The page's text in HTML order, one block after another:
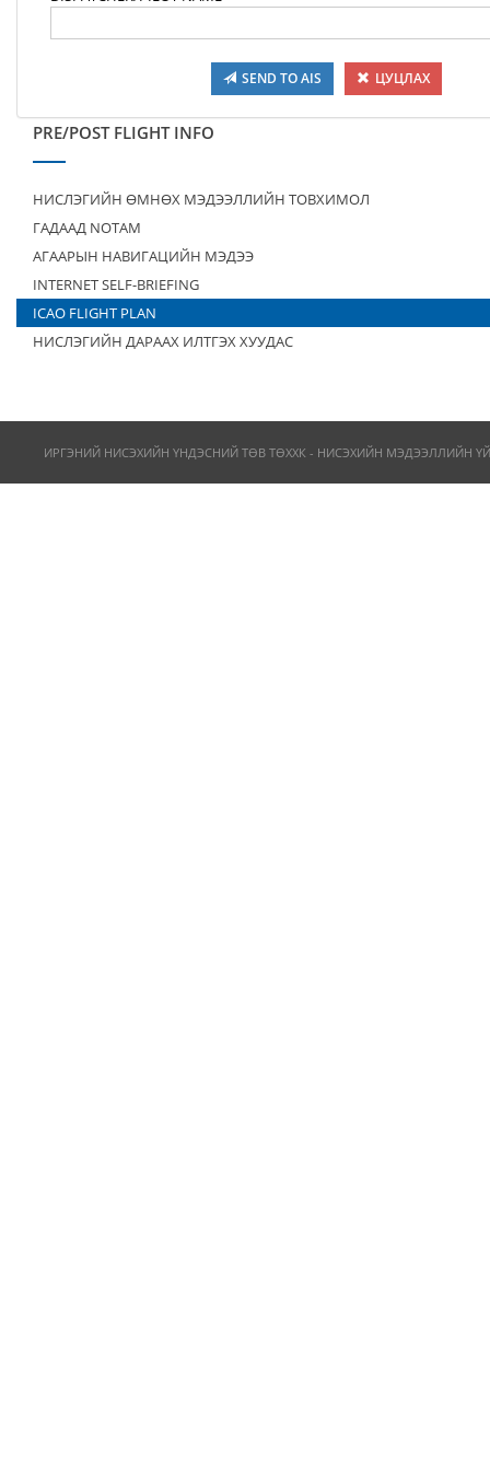
SEND TO AIS ЦУЦЛАХ
PRE/POST FLIGHT INFO
НИСЛЭГИЙН ӨМНӨХ МЭДЭЭЛЛИЙН ТОВХИМОЛ
ГАДААД NOTAM
АГААРЫН НАВИГАЦИЙН МЭДЭЭ
INTERNET SELF-BRIEFING
ICAO FLIGHT PLAN
НИСЛЭГИЙН ДАРААХ ИЛТГЭХ ХУУДАС
ИРГЭНИЙ НИСЭХИЙН ҮНДЭСНИЙ ТӨВ ТӨХХК - НИСЭХИЙН МЭДЭЭЛЛИЙН